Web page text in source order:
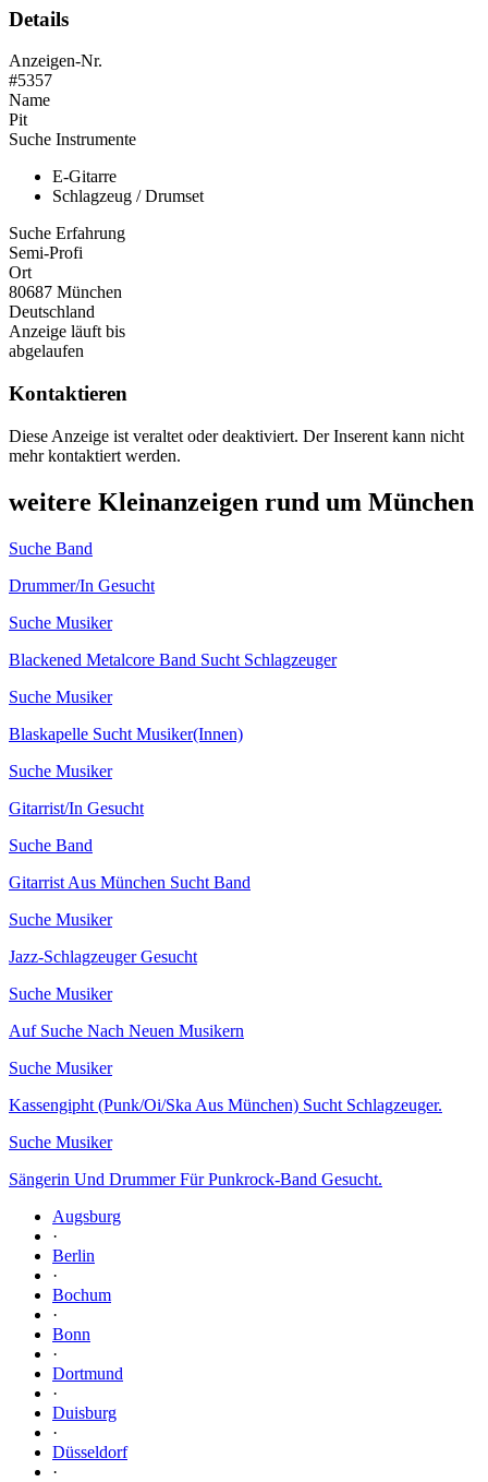
Details
Anzeigen-Nr.
#5357
Name
Pit
Suche Instrumente
E-Gitarre
Schlagzeug / Drumset
Suche Erfahrung
Semi-Profi
Ort
80687 München
Deutschland
Anzeige läuft bis
abgelaufen
Kontaktieren
Diese Anzeige ist veraltet oder deaktiviert. Der Inserent kann nicht
mehr kontaktiert werden.
weitere Kleinanzeigen rund um München
Suche Band
Drummer/In Gesucht
Suche Musiker
Blackened Metalcore Band Sucht Schlagzeuger
Suche Musiker
Blaskapelle Sucht Musiker(Innen)
Suche Musiker
Gitarrist/In Gesucht
Suche Band
Gitarrist Aus München Sucht Band
Suche Musiker
Jazz-Schlagzeuger Gesucht
Suche Musiker
Auf Suche Nach Neuen Musikern
Suche Musiker
Kassengipht (Punk/Oi/Ska Aus München) Sucht Schlagzeuger.
Suche Musiker
Sängerin Und Drummer Für Punkrock-Band Gesucht.
Augsburg
·
Berlin
·
Bochum
·
Bonn
·
Dortmund
·
Duisburg
·
Düsseldorf
·